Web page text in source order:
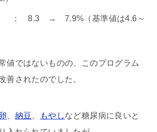
8.3 → 7.9%（基準値は4.6～
値ではないものの、このプログラム
善されたのでした。
納豆 もやしなど糖尿病に良いと